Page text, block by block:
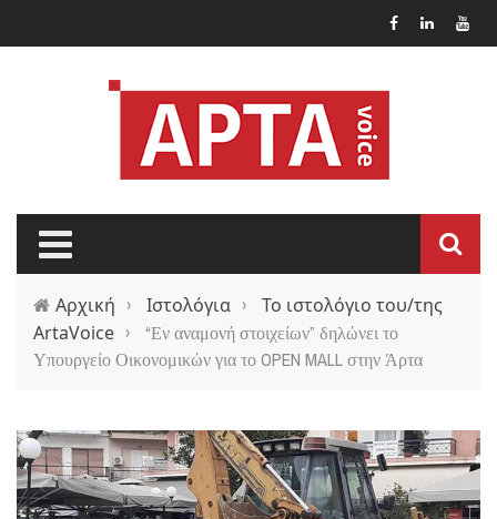
Αρχική › Ιστολόγια ›
Το ιστολόγιο του/της
ArtaVoice ›
“Εν αναμονή στοιχείων” δηλώνει το
Υπουργείο Οικονομικών για το OPEN MALL στην Άρτα